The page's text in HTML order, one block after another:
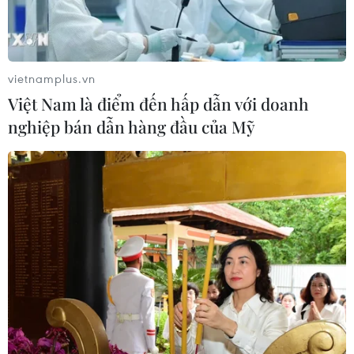
trưởng, hiệu phó khi sắp xếp cơ sở
giáo dục
07/08/2026 05:40
Phó Thủ tướng Phạm Thị Thanh Trà
dự lễ khởi công xây Trường THPT
Nam Đàn 1
07/08/2026 04:30
Hỗ trợ thúc đẩy xã hội học tập để
mọi người dân đều có cơ hội tiếp thu
tri thức
07/08/2026 03:40
Vụ chuyên Tuyên Quang: Thu hồi,
vietnamplus.vn
Việt Nam là điểm đến hấp dẫn với doanh
nghiệp bán dẫn hàng đầu của Mỹ